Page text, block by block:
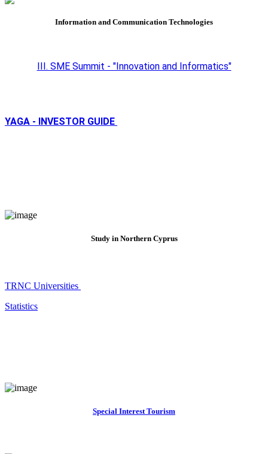
Information and Communication Technologies
III. SME Summit - "Innovation and Informatics"
YAGA - INVESTOR GUIDE
Study in Northern Cyprus
TRNC Universities
Statistics
Special Interest Tourism